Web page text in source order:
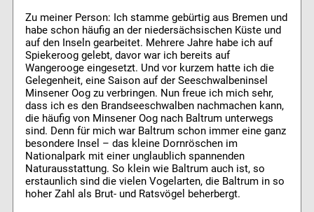
Zu meiner Person: Ich stamme gebürtig aus Bremen und
habe schon häufig an der niedersächsischen Küste und
auf den Inseln gearbeitet. Mehrere Jahre habe ich auf
Spiekeroog gelebt, davor war ich bereits auf
Wangerooge eingesetzt. Und vor kurzem hatte ich die
Gelegenheit, eine Saison auf der Seeschwalbeninsel
Minsener Oog zu verbringen. Nun freue ich mich sehr,
dass ich es den Brandseeschwalben nachmachen kann,
die häufig von Minsener Oog nach Baltrum unterwegs
sind. Denn für mich war Baltrum schon immer eine ganz
besondere Insel – das kleine Dornröschen im
Nationalpark mit einer unglaublich spannenden
Naturausstattung. So klein wie Baltrum auch ist, so
erstaunlich sind die vielen Vogelarten, die Baltrum in so
hoher Zahl als Brut- und Ratsvögel beherbergt.